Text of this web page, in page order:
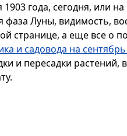
года, сегодня, или
Луны, видимость,
странице, а еще все о
и садовода на сентябрь
и пересадки растений,